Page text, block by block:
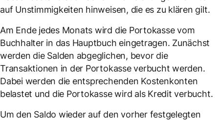
auf Unstimmigkeiten hinweisen, die es zu klären gilt.
Am Ende jedes Monats wird die Portokasse vom
Buchhalter in das Hauptbuch eingetragen. Zunächst
werden die Salden abgeglichen, bevor die
Transaktionen in der Portokasse verbucht werden.
Dabei werden die entsprechenden Kostenkonten
belastet und die Portokasse wird als Kredit verbucht.
Um den Saldo wieder auf den vorher festgelegten